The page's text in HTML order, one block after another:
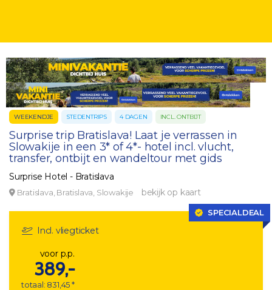
WEEKENDJE STEDENTRIPS 4 DAGEN INCL. ONTBIJT
Surprise trip Bratislava! Laat je verrassen in
Slowakije in een 3* of 4*- hotel incl. vlucht,
transfer, ontbijt en wandeltour met gids
Surprise Hotel - Bratislava
Bratislava, Bratislava, Slowakije bekijk op kaart
SPECIALDEAL
Incl. vliegticket
voor p.p.
389,-
totaal: 831,45 *